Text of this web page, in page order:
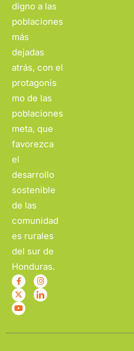
digno a las
poblaciones
más
dejadas
atrás, con el
protagonis
mo de las
poblaciones
meta, que
favorezca
el
desarrollo
sostenible
de las
comunidad
es rurales
del sur de
Honduras.